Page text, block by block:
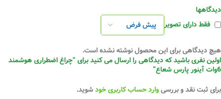
دیدگاهها
فقط دارای تصویر
هیچ دیدگاهی برای این محصول نوشته نشده است.
اولین نفری باشید که دیدگاهی را ارسال می کنید برای “چراغ اضطراری هوشمند
6وات آینور پارس شعاع”
برای ثبت نقد و بررسیوارد حساب کاربری خودشوید.